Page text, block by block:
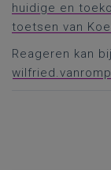
huidige en
toetsen van
Reageren kan